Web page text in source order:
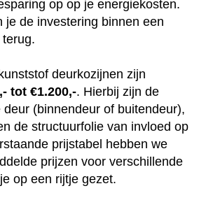
op op je energiekosten.
je de investering binnen een
deurkozijnen zijn
tot €1.200,-. Hierbij zijn de
(binnendeur of buitendeur),
de structuurfolie van invloed op
prijstabel hebben we
prijzen voor verschillende
op een rijtje gezet.